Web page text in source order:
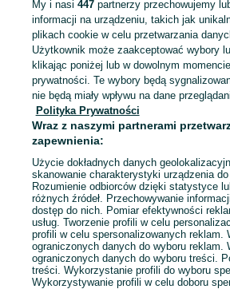
KATEGORIA
garnitur dla dziewczynki,spodnie dzwony dla
Mapa kategorii
Mapa miejscowości
Mapa ministron
Popularne wyszukiwania
My i nasi 447partnerzy przechowujemy
informacji na urządzeniu, takich jak
plikach cookie w celu przetwarzania
Użytkownik może zaakceptować wybory
klikając poniżej lub w dowolnym
prywatności. Te wybory będą
nie będą miały wpływu na dane
Polityka Prywatności
Wraz z naszymi partnerami
zapewnienia:
Użycie dokładnych danych
skanowanie charakterystyki urządzenia
Rozumienie odbiorców dzięki statystyce
różnych źródeł. Przechowywanie
dostęp do nich. Pomiar efektywności
usług. Tworzenie profili w celu
profili w celu spersonalizowanych reklam.
ograniczonych danych do wyboru reklam.
ograniczonych danych do wyboru treści.
treści. Wykorzystanie profili do wyboru
Wykorzystywanie profili w celu doboru